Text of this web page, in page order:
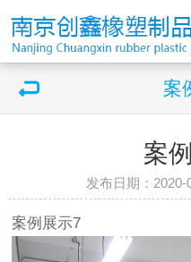
案
案
发布日期：
案例展示7